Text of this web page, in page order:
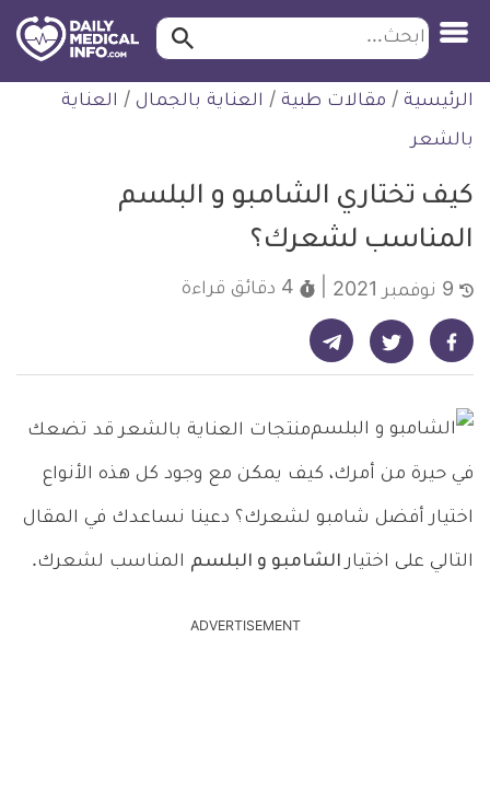
التخطي
للمحتوى
طبية
ابحث ابحث…
الرئيسية / مقالات طبية / العناية بالجمال / العناية
بالشعر
كيف تختاري الشامبو و البلسم
المناسب لشعرك؟
4 دقائق قراءة
شارك على فيسبوك - ديلي ميديكال انفو شارك على تويتر - ديلي ميديكال انفو شارك على تيليجرام - ديلي ميديكال انفو
منتجات العناية بالشعر قد تضعك
في حيرة من أمرك، كيف يمكن مع وجود كل هذه الأنواع
اختيار أفضل شامبو لشعرك؟ دعينا نساعدك في المقال
التالي على اختيارالشامبو و البلسم المناسب لشعرك.
ADVERTISEMENT